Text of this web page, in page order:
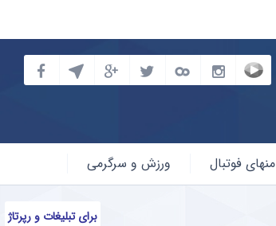
منهای فوتبال ورزش و سرگرمی
برای تبلیغات و رپرتاژ